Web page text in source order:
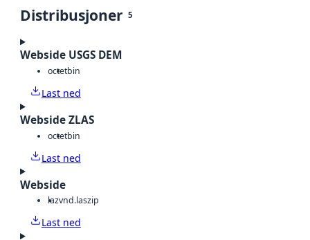
Distribusjoner 5
Webside USGS DEM
octetbin
Last ned
Webside ZLAS
octetbin
Last ned
Webside
lazvnd.laszip
Last ned